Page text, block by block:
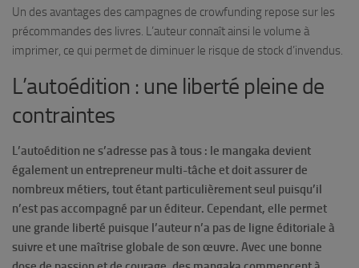
Un des avantages des campagnes de crowfunding repose sur les
précommandes des livres. L’auteur connaît ainsi le volume à
imprimer, ce qui permet de diminuer le risque de stock d’invendus.
L’autoédition : une liberté pleine de
contraintes
L’autoédition ne s’adresse pas à tous : le mangaka devient
également un entrepreneur multi-tâche et doit assurer de
nombreux métiers, tout étant particulièrement seul puisqu’il
n’est pas accompagné par un éditeur. Cependant, elle permet
une grande liberté puisque l’auteur n’a pas de ligne éditoriale à
suivre et une maîtrise globale de son œuvre. Avec une bonne